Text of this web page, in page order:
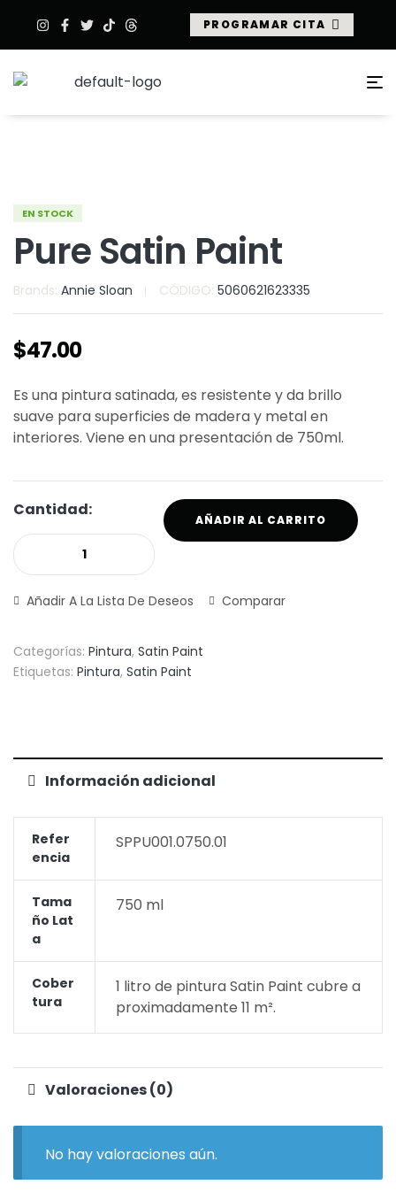
PROGRAMAR CITA
EN STOCK
Pure Satin Paint
Brands: Annie Sloan CÓDIGO: 5060621623335
$47.00
Es una pintura satinada, es resistente y da brillo
suave para superficies de madera y metal en
interiores. Viene en una presentación de 750ml.
Cantidad:
AÑADIR AL CARRITO
Añadir A La Lista De Deseos Comparar
Categorías: Pintura, Satin Paint
Etiquetas: Pintura, Satin Paint
Información adicional
Refer
Encia
SPPU001.0750.01
Tama
Ño Lat
A
750 ml
Cober
Tura
1 litro de pintura Satin Paint cubre a
proximadamente 11 m².
Valoraciones (0)
No hay valoraciones aún.